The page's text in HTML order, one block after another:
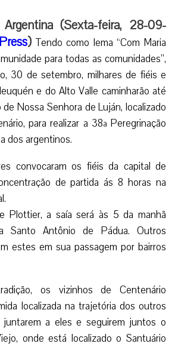
(Sexta-feira, 28-09-
) Tendo como lema “Com Maria
para todas as comunidades”,
30 de setembro, milhares de fiéis e
e do Alto Valle caminharão até
Nossa Senhora de Luján, localizado
para realizar a 38ª Peregrinação
dos argentinos.
convocaram os fiéis da capital de
de partida ás 8 horas na
Plottier, a saía será às 5 da manhã
Santo Antônio de Pádua. Outros
estes em sua passagem por bairros
os vizinhos de Centenário
localizada na trajetória dos outros
juntarem a eles e seguirem juntos o
onde está localizado o Santuário